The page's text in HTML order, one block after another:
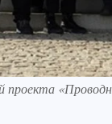
проекта